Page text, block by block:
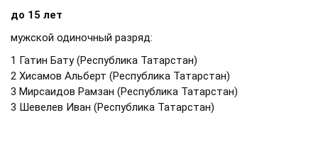
до 15 лет
мужской одиночный разряд:
1 Гатин Бату (Республика Татарстан)
2 Хисамов Альберт (Республика Татарстан)
3 Мирсаидов Рамзан (Республика Татарстан)
3 Шевелев Иван (Республика Татарстан)